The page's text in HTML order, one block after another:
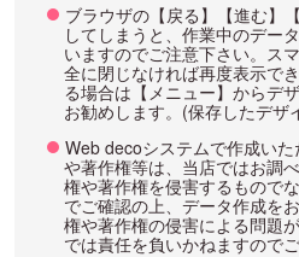
ブラウザの【戻る】【進む】
してしまうと、作業中のデー
いますのでご注意下さい。ス
全に閉じなければ再度表示で
る場合は【メニュー】からデ
お勧めします。(保存したデザ
Web decoシステムで作成い
や著作権等は、当店ではお調
権や著作権を侵害するもので
でご確認の上、データ作成を
権や著作権の侵害による問題
では責任を負いかねますので